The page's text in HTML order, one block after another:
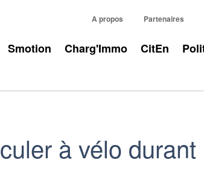
A propos Partenaires
Smotion Charg'Immo CitEn
à vélo durant